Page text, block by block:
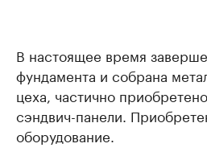
В настоящее время
фундамента и собрана
цеха, частично
сэндвич-панели.
оборудование.